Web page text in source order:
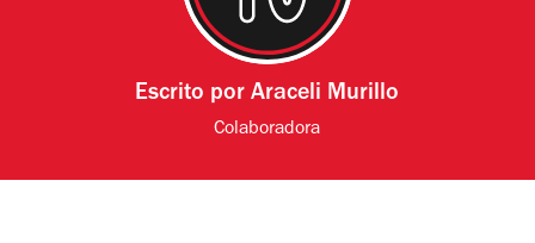
Escrito porAraceli Murillo
Colaboradora